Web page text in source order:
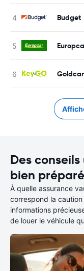
Budget
Des
bien préparé
À quelle assurance
correspond la
informations
de louer le véhicule